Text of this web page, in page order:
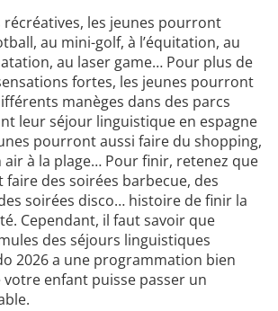
récréatives, les jeunes pourront
au mini-golf, à l’équitation, au
au laser game… Pour plus de
fortes, les jeunes pourront
manèges dans des parcs
leur séjour linguistique en espagne
pourront aussi faire du shopping,
air à la plage… Pour finir, retenez que
faire des soirées barbecue, des
soirées disco… histoire de finir la
Cependant, il faut savoir que
des séjours linguistiques
2026 a une programmation bien
enfant puisse passer un